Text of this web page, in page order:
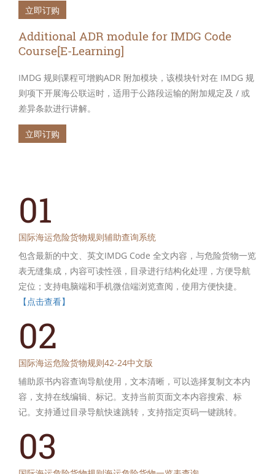
立即订购
Additional ADR module for IMDG Code
Course[E-Learning]
IMDG 规则课程可增购ADR 附加模块，该模块针对在 IMDG 规
则项下开展海公联运时，适用于公路段运输的附加规定及 / 或
差异条款进行讲解。
立即订购
01
国际海运危险货物规则辅助查询系统
包含最新的中文、英文IMDG Code 全文内容，与危险货物一览
表无缝集成，内容可读性强，目录进行结构化处理，方便导航
定位；支持电脑端和手机微信端浏览查阅，使用方便快捷。
【点击查看】
02
国际海运危险货物规则42-24中文版
辅助原书内容查询导航使用，文本清晰，可以选择复制文本内
容，支持在线编辑、标记。支持当前页面文本内容搜索、标
记。支持通过目录导航快速跳转，支持指定页码一键跳转。
03